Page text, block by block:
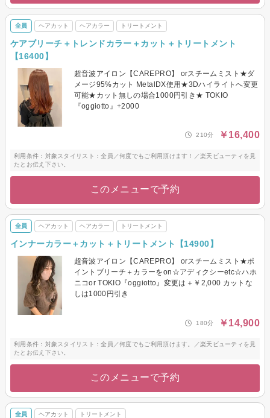
全員 ヘアカット ヘアカラー トリートメント
ケアブリーチ＋トレンドカラー＋カット＋トリートメント
【16400】
超音波アイロン【CAREPRO】 orスチームミスト★ダ
メージ95%カット MetalDX使用★3Dハイライトへ変更
可能★カット無しの場合1000円引き★ TOKIO
『oggiotto』+2000
210分 ￥16,400
利用条件：対象スタイリスト：全員／何度でもご利用頂けます！／楽天ビューティを見
たとお伝え下さい。
このメニューで予約
全員 ヘアカット ヘアカラー トリートメント
インナーカラー＋カット＋トリートメント【14900】
超音波アイロン【CAREPRO】 orスチームミスト★ポ
イントブリーチ＋カラーをon☆アディクシーetc☆ハホ
ニコor TOKIO『oggiotto』変更は＋￥2,000 カットな
しは1000円引き
180分 ￥14,900
利用条件：対象スタイリスト：全員／何度でもご利用頂けます。／楽天ビューティを見
たとお伝え下さい。
このメニューで予約
全員 ヘアカット トリートメント